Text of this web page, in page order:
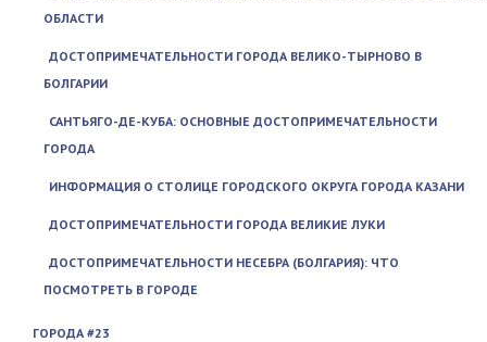
ОБЛАСТИ
ДОСТОПРИМЕЧАТЕЛЬНОСТИ ГОРОДА ВЕЛИКО-ТЫРНОВО В
БОЛГАРИИ
САНТЬЯГО-ДЕ-КУБА: ОСНОВНЫЕ ДОСТОПРИМЕЧАТЕЛЬНОСТИ
ГОРОДА
ИНФОРМАЦИЯ О СТОЛИЦЕ ГОРОДСКОГО ОКРУГА ГОРОДА КАЗАНИ
ДОСТОПРИМЕЧАТЕЛЬНОСТИ ГОРОДА ВЕЛИКИЕ ЛУКИ
ДОСТОПРИМЕЧАТЕЛЬНОСТИ НЕСЕБРА (БОЛГАРИЯ): ЧТО
ПОСМОТРЕТЬ В ГОРОДЕ
ГОРОДА #23